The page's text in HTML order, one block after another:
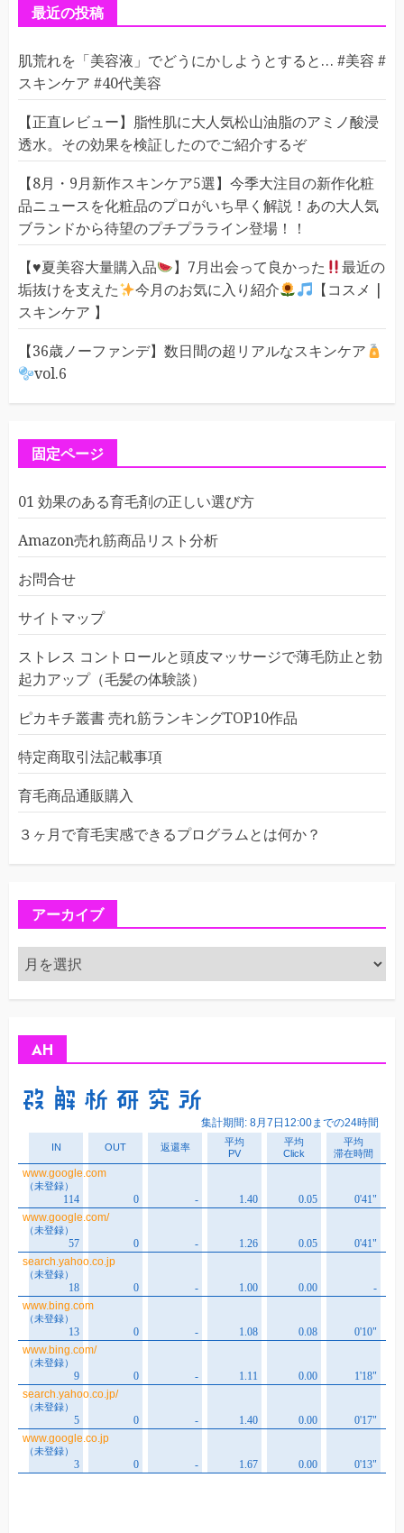
最近の投稿
肌荒れを「美容液」でどうにかしようとすると… #美容 #
スキンケア #40代美容
【正直レビュー】脂性肌に大人気松山油脂のアミノ酸浸
透水。その効果を検証したのでご紹介するぞ
【8月・9月新作スキンケア5選】今季大注目の新作化粧
品ニュースを化粧品のプロがいち早く解説！あの大人気
ブランドから待望のプチプラライン登場！！
【♥️夏美容大量購入品 】7月出会って良かった
最近の
垢抜けを支えた
今月のお気に入り紹介
【コスメ |
スキンケア 】
【36歳ノーファンデ】数日間の超リアルなスキンケア
vol.6
固定ページ
01 効果のある育毛剤の正しい選び方
Amazon売れ筋商品リスト分析
お問合せ
サイトマップ
ストレス コントロールと頭皮マッサージで薄毛防止と勃
起力アップ（毛髪の体験談）
ピカキチ叢書 売れ筋ランキングTOP10作品
特定商取引法記載事項
育毛商品通販購入
３ヶ月で育毛実感できるプログラムとは何か？
アーカイブ
ア
ー
カ
AH